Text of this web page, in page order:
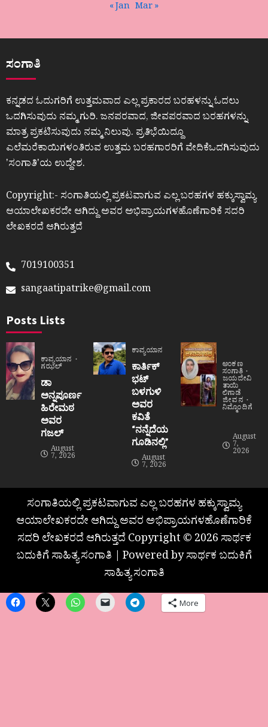
« Jan Mar »
ಸಂಗಾತಿ
ಕನ್ನಡದ ಓದುಗರಿಗೆ ಉತ್ತಮವಾದ ಎಲ್ಲ ಪ್ರಕಾರದ ಬರಹಳನ್ನು ಓದಲು
ಒದಗಿಸುವುದು ನಮ್ಮ ಗುರಿ. ಜನಪರವಾದ, ಜೀವಪರವಾದ ಬರಹಗಳನ್ನು
ಮಾತ್ರ ಪ್ರಕಟಿಸುವುದು ನಮ್ಮ ನಿಲುವು. ಪ್ರತಿಭೆಯಿದ್ದೂ
ಎಲೆಮರೆಕಾಯಿಗಳಂತಿರುವ ಉತ್ತಮ ಬರಹಗಾರರಿಗೆ ವೇದಿಕೆಒದಗಿಸುವುದು
ʼಸಂಗಾತಿʼಯ ಉದ್ದೇಶ.
Copyright:- ಸಂಗಾತಿಯಲ್ಲಿ ಪ್ರಕಟವಾಗುವ ಎಲ್ಲ ಬರಹಗಳ ಹಕ್ಕುಸ್ವಾಮ್ಯ
ಆಯಾಲೇಖಕರದೇ ಆಗಿದ್ದು ಅವರ ಅಭಿಪ್ರಾಯಗಳಹೊಣೆಗಾರಿಕೆ ಸದರಿ
ಲೇಖಕರದೆ ಆಗಿರುತ್ತದೆ
7019100351
sangaatipatrike@gmail.com
Posts Lists
ಕಾವ್ಯಯಾನ
ಗಝಲ್
ಡಾ
ಅನ್ನಪೂರ್ಣ
ಹಿರೇಮಠ
ಅವರ
ಗಜಲ್
August
7, 2026
ಕಾವ್ಯಯಾನ
ಕಾರ್ತಿಕ್
ಭಟ್
ಬಳಗುಳಿ
ಅವರ
ಕವಿತೆ
“ನನ್ನೆದೆಯ
ಗೂಡಿನಲ್ಲಿ”
August
7, 2026
ಅಂಕಣ
ಸಂಗಾತಿ
ಜಯದೇವಿ
ತಾಯಿ
ಲಿಗಾಡೆ
ಜೀವನ
ನಿಮ್ಮೊಂದಿಗೆ
August
7,
2026
ಸಂಗಾತಿಯಲ್ಲಿ ಪ್ರಕಟವಾಗುವ ಎಲ್ಲ ಬರಹಗಳ ಹಕ್ಕುಸ್ವಾಮ್ಯ
ಆಯಾಲೇಖಕರದೇ ಆಗಿದ್ದು ಅವರ ಅಭಿಪ್ರಾಯಗಳಹೊಣೆಗಾರಿಕೆ
ಸದರಿ ಲೇಖಕರದೆ ಆಗಿರುತ್ತದೆ Copyright © 2026 ಸಾರ್ಥಕ
ಬದುಕಿಗೆ ಸಾಹಿತ್ಯ ಸಂಗಾತಿ | Powered by ಸಾರ್ಥಕ ಬದುಕಿಗೆ
ಸಾಹಿತ್ಯ ಸಂಗಾತಿ
More